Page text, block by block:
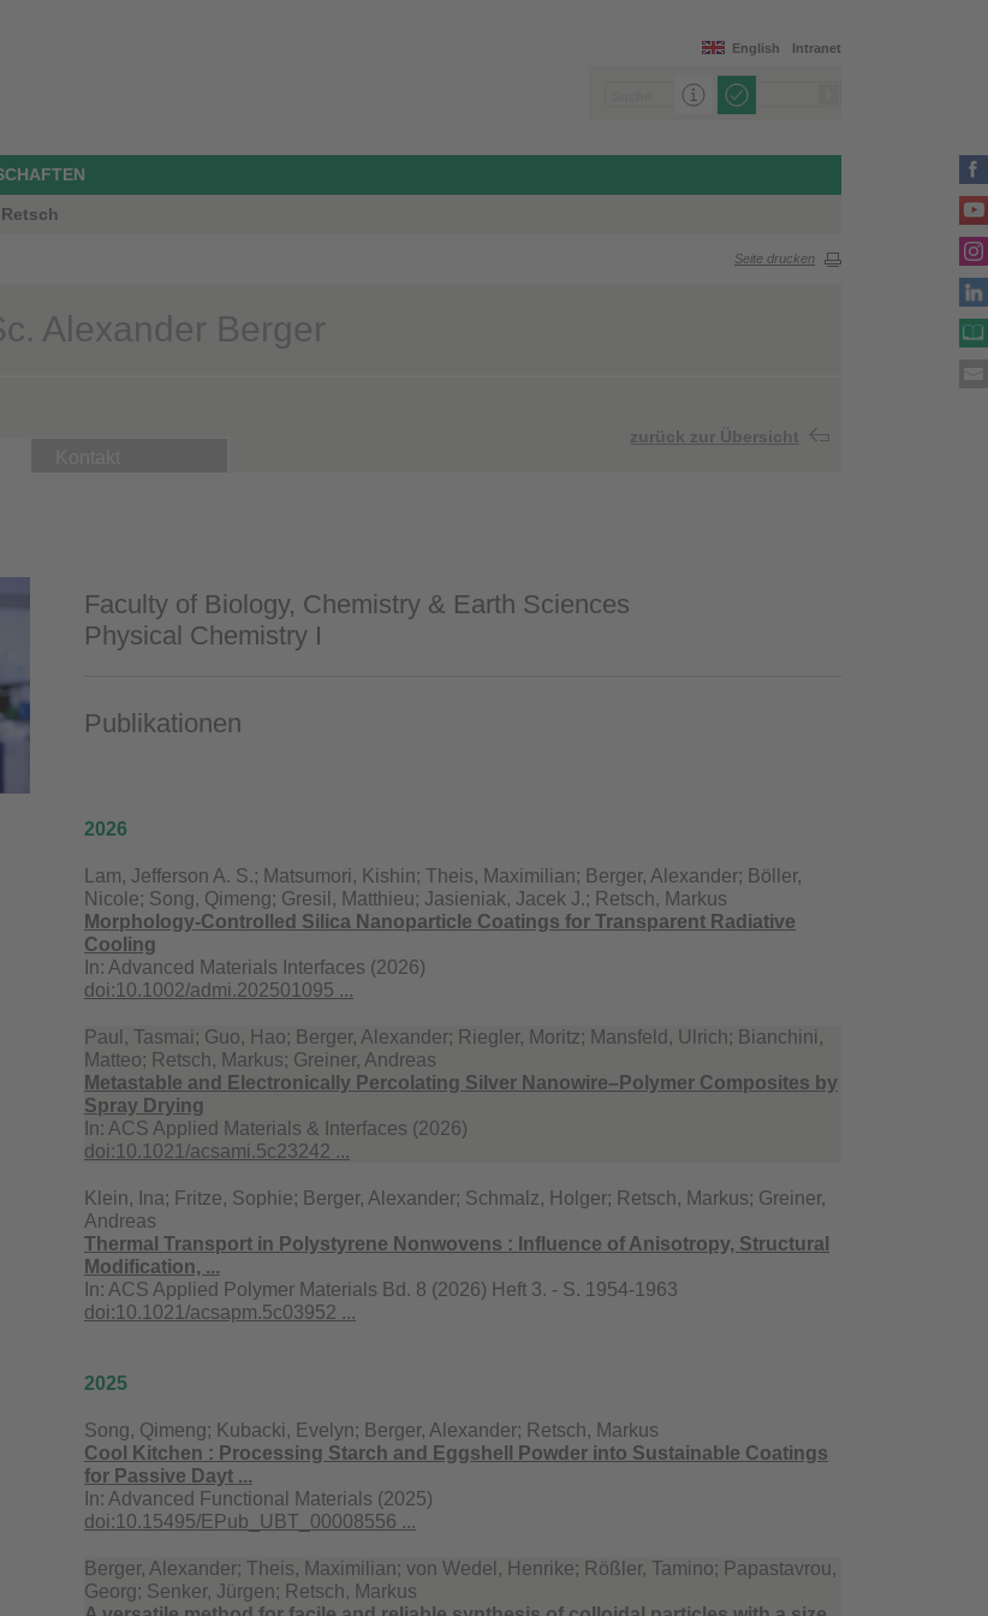
Intranet
English
Seite drucken
Alexander Berger
zurück zur Übersicht
Faculty of Biology, Chemistry & Earth Sciences
Physical Chemistry I
Publikationen
2026
Lam, Jefferson A. S.; Matsumori, Kishin; Theis, Maximilian; Berger, Alexander; Böller,
Nicole; Song, Qimeng; Gresil, Matthieu; Jasieniak, Jacek J.; Retsch, Markus
Morphology‐Controlled Silica Nanoparticle Coatings for Transparent Radiative
Cooling
In: Advanced Materials Interfaces (2026)
doi:10.1002/admi.202501095 ...
Paul, Tasmai; Guo, Hao; Berger, Alexander; Riegler, Moritz; Mansfeld, Ulrich; Bianchini,
Matteo; Retsch, Markus; Greiner, Andreas
Metastable and Electronically Percolating Silver Nanowire–Polymer Composites by
Spray Drying
In: ACS Applied Materials & Interfaces (2026)
doi:10.1021/acsami.5c23242 ...
Klein, Ina; Fritze, Sophie; Berger, Alexander; Schmalz, Holger; Retsch, Markus; Greiner,
Andreas
Thermal Transport in Polystyrene Nonwovens : Influence of Anisotropy, Structural
Modification, ...
In: ACS Applied Polymer Materials Bd. 8 (2026) Heft 3. - S. 1954-1963
doi:10.1021/acsapm.5c03952 ...
2025
Song, Qimeng; Kubacki, Evelyn; Berger, Alexander; Retsch, Markus
Cool Kitchen : Processing Starch and Eggshell Powder into Sustainable Coatings
for Passive Dayt ...
In: Advanced Functional Materials (2025)
doi:10.15495/EPub_UBT_00008556 ...
Berger, Alexander; Theis, Maximilian; von Wedel, Henrike; Rößler, Tamino; Papastavrou,
Georg; Senker, Jürgen; Retsch, Markus